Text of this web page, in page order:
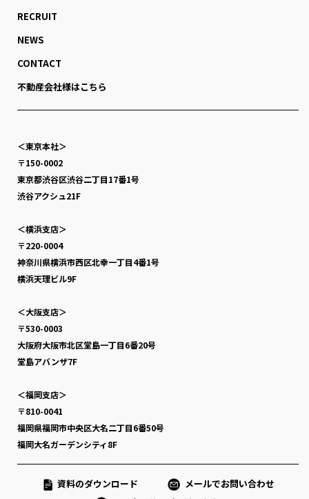
RECRUIT
NEWS
CONTACT
不動産会社様はこちら
＜東京本社＞
〒150-0002
東京都渋谷区渋谷二丁目17番1号
渋谷アクシュ21F
＜横浜支店＞
〒220-0004
神奈川県横浜市西区北幸一丁目4番1号
横浜天理ビル9F
＜大阪支店＞
〒530-0003
大阪府大阪市北区堂島一丁目6番20号
堂島アバンザ7F
＜福岡支店＞
〒810-0041
福岡県福岡市中央区大名二丁目6番50号
福岡大名ガーデンシティ8F
資料のダウンロード
メールでお問い合わせ